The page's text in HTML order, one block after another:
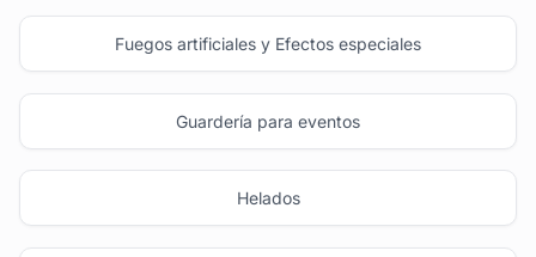
Fuegos artificiales y Efectos especiales
Guardería para eventos
Helados